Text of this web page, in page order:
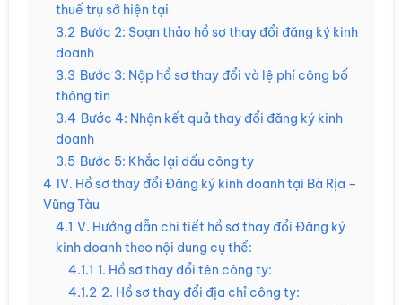
thuế trụ sở hiện tại
3.2 Bước 2: Soạn thảo hồ sơ thay đổi đăng ký kinh
doanh
3.3 Bước 3: Nộp hồ sơ thay đổi và lệ phí công bố
thông tin
3.4 Bước 4: Nhận kết quả thay đổi đăng ký kinh
doanh
3.5 Bước 5: Khắc lại dấu công ty
4 IV. Hồ sơ thay đổi Đăng ký kinh doanh tại Bà Rịa –
Vũng Tàu
4.1 V. Hướng dẫn chi tiết hồ sơ thay đổi Đăng ký
kinh doanh theo nội dung cụ thể:
4.1.1 1. Hồ sơ thay đổi tên công ty:
4.1.2 2. Hồ sơ thay đổi địa chỉ công ty: